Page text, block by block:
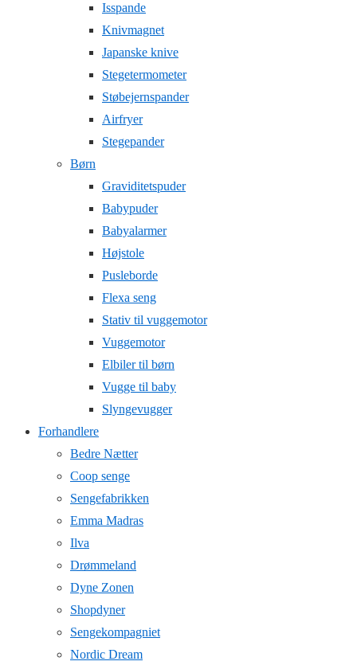
Isspande
Knivmagnet
Japanske knive
Stegetermometer
Støbejernspander
Airfryer
Stegepander
Børn
Graviditetspuder
Babypuder
Babyalarmer
Højstole
Pusleborde
Flexa seng
Stativ til vuggemotor
Vuggemotor
Elbiler til børn
Vugge til baby
Slyngevugger
Forhandlere
Bedre Nætter
Coop senge
Sengefabrikken
Emma Madras
Ilva
Drømmeland
Dyne Zonen
Shopdyner
Sengekompagniet
Nordic Dream